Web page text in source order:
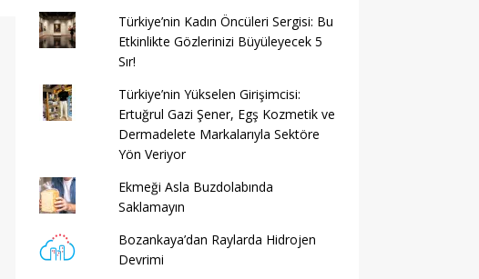
Türkiye’nin Kadın Öncüleri Sergisi: Bu
Etkinlikte Gözlerinizi Büyüleyecek 5
Sır!
Türkiye’nin Yükselen Girişimcisi:
Ertuğrul Gazi Şener, Egş Kozmetik ve
Dermadelete Markalarıyla Sektöre
Yön Veriyor
Ekmeği Asla Buzdolabında
Saklamayın
Bozankaya’dan Raylarda Hidrojen
Devrimi